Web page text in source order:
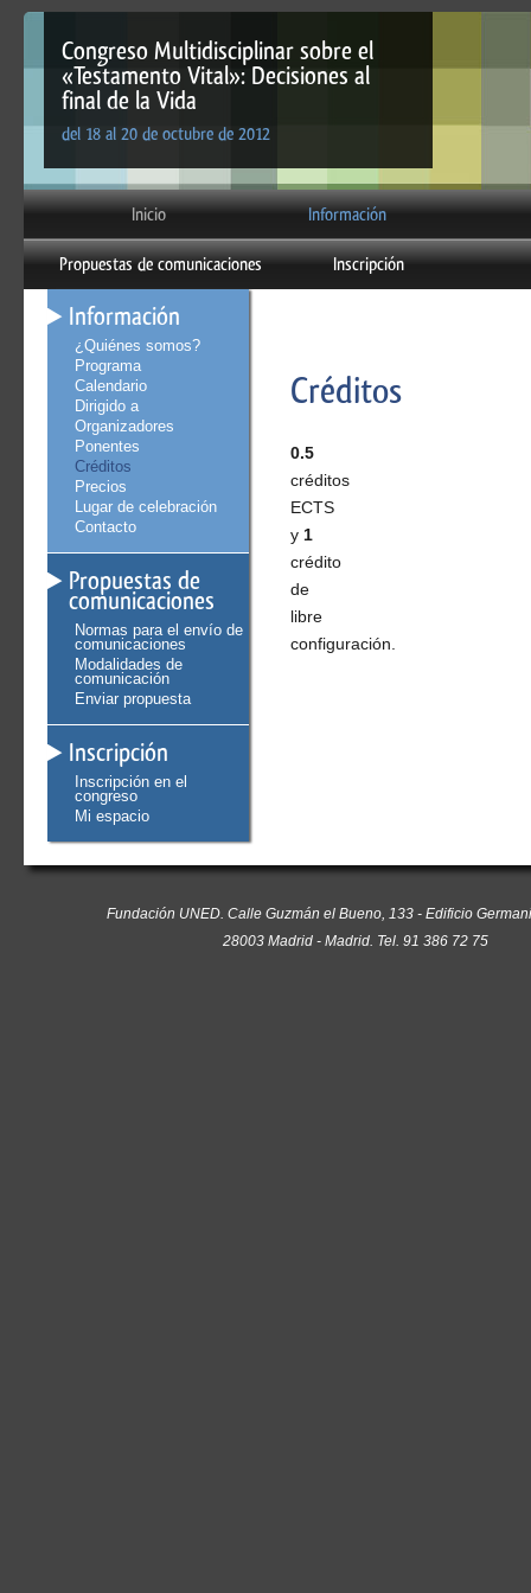
Congreso Multidisciplinar sobre el
«Testamento Vital»: Decisiones al
final de la Vida
del 18 al 20 de octubre de 2012
Inicio Información
Propuestas de comunicaciones Inscripción
Información
¿Quiénes somos?
Programa
Calendario
Dirigido a
Organizadores
Ponentes
Créditos
Precios
Lugar de celebración
Contacto
Propuestas de
comunicaciones
Normas para el envío de
comunicaciones
Modalidades de
comunicación
Enviar propuesta
Inscripción
Inscripción en el
congreso
Mi espacio
Créditos
0.5
créditos
ECTS
y 1
crédito
de
libre
configuración.
Fundación UNED. Calle Guzmán el Bueno, 133 - Edificio
28003 Madrid - Madrid. Tel. 91 386 72 75